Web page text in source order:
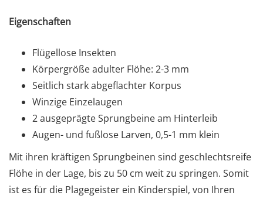
Eigenschaften
Flügellose Insekten
Körpergröße adulter Flöhe: 2-3 mm
Seitlich stark abgeflachter Korpus
Winzige Einzelaugen
2 ausgeprägte Sprungbeine am Hinterleib
Augen- und fußlose Larven, 0,5-1 mm klein
Mit ihren kräftigen Sprungbeinen sind geschlechtsreife
Flöhe in der Lage, bis zu 50 cm weit zu springen. Somit
ist es für die Plagegeister ein Kinderspiel, von Ihren